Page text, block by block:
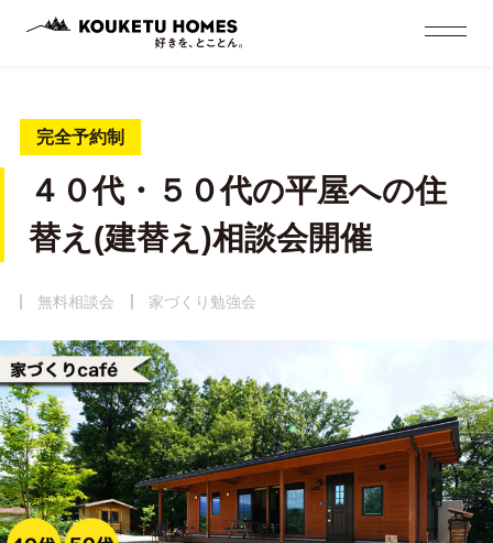
完全予約制
４０代・５０代の平屋への住
替え(建替え)相談会開催
無料相談会 家づくり勉強会